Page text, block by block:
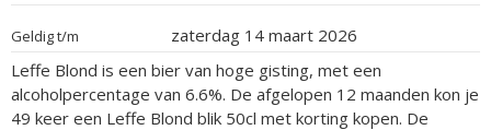
Geldig t/m
zaterdag 14 maart 2026
Leffe Blond is een bier van hoge gisting, met een
alcoholpercentage van 6.6%. De afgelopen 12 maanden kon je
49 keer een Leffe Blond blik 50cl met korting kopen. De